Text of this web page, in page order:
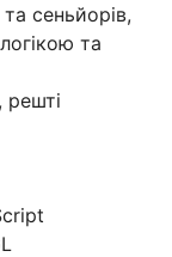
сеньйорів,
та
решті